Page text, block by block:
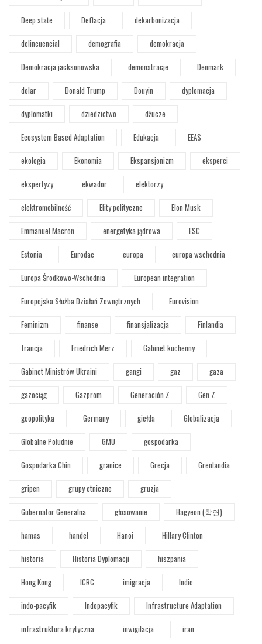
Deep state
Deflacja
dekarbonizacja
delincuencial
demografia
demokracja
Demokracja jacksonowska
demonstracje
Denmark
dolar
Donald Trump Douyin
dyplomacja
dyplomatki
dziedzictwo
dżucze
Ecosystem Based Adaptation
Edukacja
EEAS
ekologia
Ekonomia Ekspansjonizm
eksperci
ekspertyzy
ekwador
elektorzy
elektromobilność
Elity polityczne
Elon Musk
Emmanuel Macron
energetyka jądrowa
ESC
Estonia
Eurodac europa
europa wschodnia
Europa Środkowo-Wschodnia
European integration
Europejska Służba Działań Zewnętrznych
Eurovision
Feminizm
finanse finansjalizacja
Finlandia
francja
Friedrich Merz
Gabinet kuchenny
Gabinet Ministrów Ukraini
gangi gaz
gaza
gazociąg
Gazprom Generación Z
Gen Z
geopolityka
Germany giełda
Globalizacja
Globalne Południe
GMU
gospodarka
Gospodarka Chin
granice Grecja
Grenlandia
gripen
grupy etniczne
gruzja
Gubernator Generalna
głosowanie
Hagyeon (학연)
hamas
handel Hanoi
Hillary Clinton
historia
Historia Dyplomacji
hiszpania
Hong Kong
ICRC imigracja
Indie
indo-pacyfik
Indopacyfik
Infrastructure Adaptation
infrastruktura krytyczna
inwigilacja
iran